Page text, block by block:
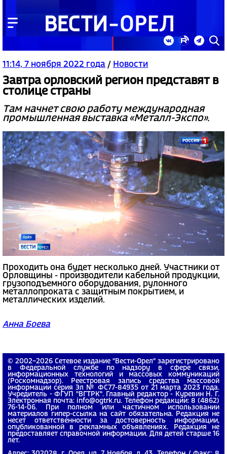
11:14, 7 ноября 2022 года / Новости
Завтра орловский регион представят в
столице страны
Там начнет свою работу международная
промышленная выставка «Металл-Экспо».
Проходить она будет несколько дней. Участники от
Орловщины - производители кабельной продукции,
грузоподъемного оборудования, рулонного
металлопроката с защитным покрытием, и
металлических изделий.
Анна Боева
© 2002−2026 Сетевое издание "Вести-Орел" зарегистрировано
в Федеральной службе по надзору в сфере связи,
информационных технологий и массовых коммуникаций
(Роскомнадзор). Реестровая запись средства массовой
информации серия Эл № ФС77-84935 от 21 марта 2023 года.
Учредитель - ФГУП "ВГТРК". Главный редактор - Куревин Н. Г.
Электронная почта: info@ogtrk.ru. Телефон редакции: 8 (4862)
76-14-06. При полном или частичном использовании
материалов гипер-ссылка на сайт обязательна. Редакция не
несет ответственности за достоверность информации,
опубликованной в рекламных объявлениях. Редакция не
предоставляет справочной информации. Для детей старше 16
лет.